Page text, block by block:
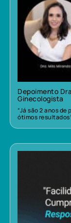
Depoimento
Ginecologista
“Já são 2 anos
ótimos